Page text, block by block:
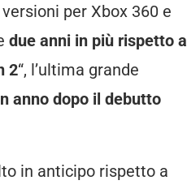
per Xbox 360 e
due anni in più rispetto a
2“, l’ultima grande
anno dopo il debutto
in anticipo rispetto a